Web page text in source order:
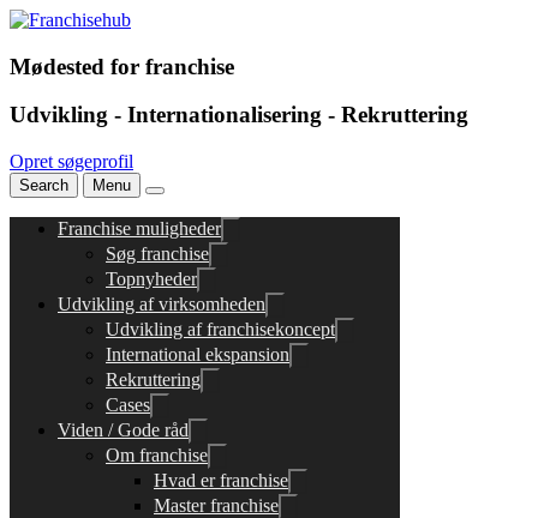
Mødested for franchise
Udvikling - Internationalisering - Rekruttering
Opret søgeprofil
Search Menu
Franchise muligheder
Søg franchise
Topnyheder
Udvikling af virksomheden
Udvikling af franchisekoncept
International ekspansion
Rekruttering
Cases
Viden / Gode råd
Om franchise
Hvad er franchise
Master franchise